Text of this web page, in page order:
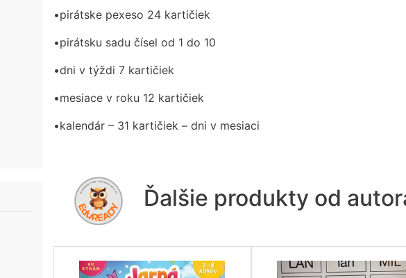
•pirátske pexeso 24 kartičiek
•pirátsku sadu čísel od 1 do 10
•dni v týždi 7 kartičiek
•mesiace v roku 12 kartičiek
•kalendár – 31 kartičiek – dni v mesiaci
Ďalšie produkty od